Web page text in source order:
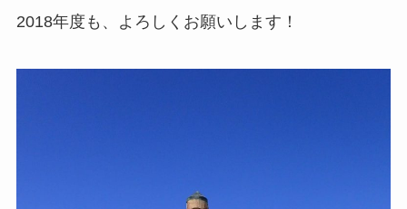
2018年度も、よろしくお願いします！